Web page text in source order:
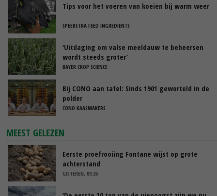
Tips voor het voeren van koeien bij warm weer
SPEERSTRA FEED INGREDIENTS
‘Uitdaging om valse meeldauw te beheersen
wordt steeds groter’
BAYER CROP SCIENCE
Bij CONO aan tafel: Sinds 1901 geworteld in de
polder
CONO KAASMAKERS
MEEST GELEZEN
Eerste proefrooiing Fontane wijst op grote
achterstand
GISTEREN, 09:35